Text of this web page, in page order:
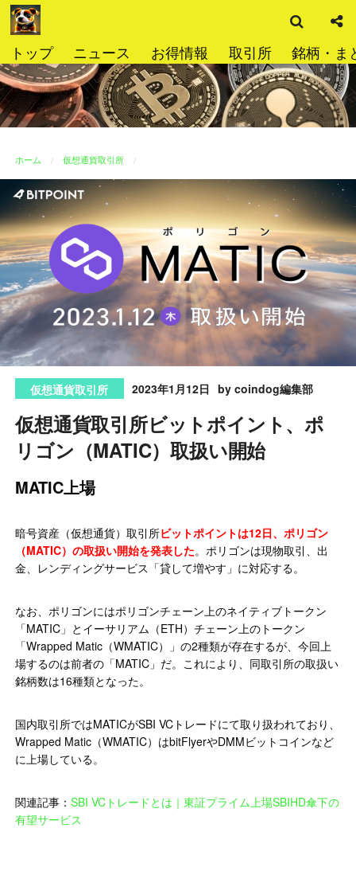
コ
ン
ン
ツ
へ
ス
プ
トップ ニュース お得情報 取引所 銘柄・ま
索
ホーム 仮想通貨取引所
仮想通貨取引所 2023年1月12日 by coindog編集部
仮想通貨取引所ビットポイント、ポ
リゴン（MATIC）取扱い開始
MATIC上場
暗号資産（仮想通貨）取引所ビットポイントは12日、ポリゴン
（MATIC）の取扱い開始を発表した。ポリゴンは現物取引、出
金、レンディングサービス「貸して増やす」に対応する。
なお、ポリゴンにはポリゴンチェーン上のネイティブトークン
「MATIC」とイーサリアム（ETH）チェーン上のトークン
「Wrapped Matic（WMATIC）」の2種類が存在するが、今回上
場するのは前者の「MATIC」だ。これにより、同取引所の取扱い
銘柄数は16種類となった。
国内取引所ではMATICがSBI VCトレードにて取り扱われており、
Wrapped Matic（WMATIC）はbitFlyerやDMMビットコインなど
に上場している。
関連記事：SBI VCトレードとは｜東証プライム上場SBIHD傘下の
有望サービス